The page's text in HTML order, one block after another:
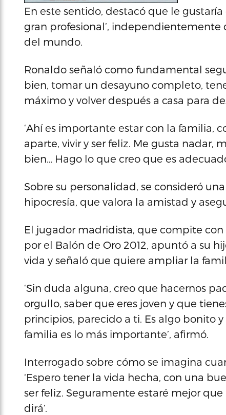
En este sentido, destacó que le
gran profesional’, independientemente
del mundo.
Ronaldo señaló como fundamental
bien, tomar un desayuno completo,
máximo y volver después a casa para
‘Ahí es importante estar con la familia,
aparte, vivir y ser feliz. Me gusta
bien… Hago lo que creo que es
Sobre su personalidad, se consideró
hipocresía, que valora la amistad y
El jugador madridista, que compite con
por el Balón de Oro 2012, apuntó a su
vida y señaló que quiere ampliar la
‘Sin duda alguna, creo que hacernos
orgullo, saber que eres joven y que
principios, parecido a ti. Es algo bonito
familia es lo más importante’, afirmó.
Interrogado sobre cómo se imagina
‘Espero tener la vida hecha, con una
ser feliz. Seguramente estaré mejor
dirá’.